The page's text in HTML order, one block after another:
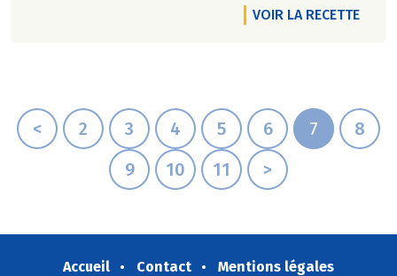
VOIR LA RECETTE
< 2 3 4 5 6 7
8
9
10 11 >
Accueil Contact
Mentions légales